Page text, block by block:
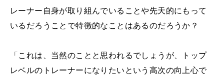
レーナー自身が取り組んでいることや先天的にもって
いるだろうことで特徴的なことはあるのだろうか？
「これは、当然のことと思われるでしょうが、トップ
レベルのトレーナーになりたいという高次の向上心で